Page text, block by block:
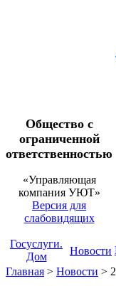
Общество с
ограниченной
ответственностью
«Управляющая
компания УЮТ»
Версия для
слабовидящих
Госуслуги.
Дом
Новости
Главная > Новости >